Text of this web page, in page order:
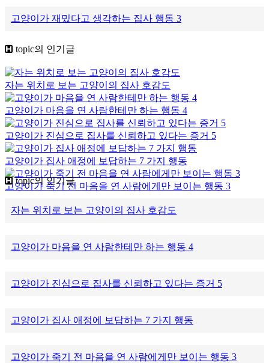
고양이가 재밌다고 생각하는 집사 행동 3
topic의 인기글
자는 위치로 보는 고양이의 집사 호감도
고양이가 마음을 연 사람한테만 하는 행동 4
고양이가 진심으로 집사를 신뢰하고 있다는 증거 5
고양이가 집사 애정에 보답하는 7 가지 행동
고양이가 죽기 전 마음을 연 사람에게만 보이는 행동 3
topic의 인기글
자는 위치로 보는 고양이의 집사 호감도
고양이가 마음을 연 사람한테만 하는 행동 4
고양이가 진심으로 집사를 신뢰하고 있다는 증거 5
고양이가 집사 애정에 보답하는 7 가지 행동
고양이가 죽기 전 마음을 연 사람에게만 보이는 행동 3